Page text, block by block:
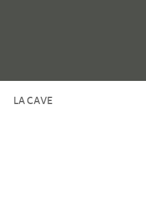
LA CAVE